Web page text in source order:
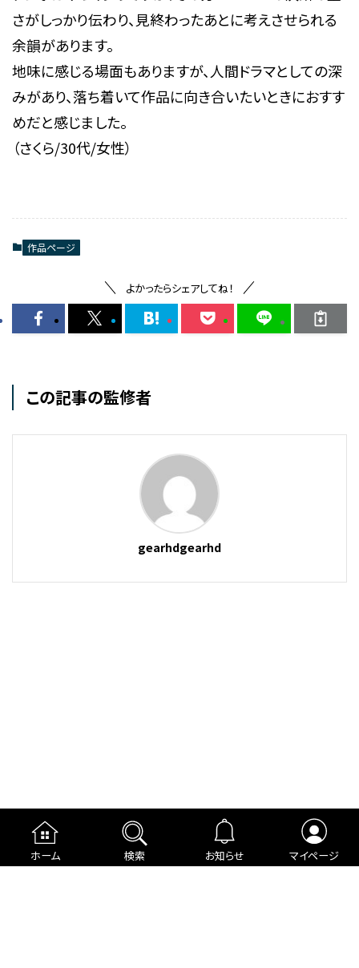
ホーム 検索 お知らせ マイページ
さがしっかり伝わり、見終わったあとに考えさせられる
余韻があります。
地味に感じる場面もありますが、人間ドラマとしての深
みがあり、落ち着いて作品に向き合いたいときにおすす
めだと感じました。
（さくら/30代/女性）
作品ページ
よかったらシェアしてね！
この記事の監修者
gearhdgearhd